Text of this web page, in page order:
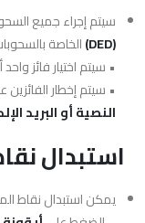
سيتم إجراء جميع
(DED)
الخاصة
• سيتم اختيار فائز
• سيتم إخطار الفائزين
النصية أو البريد
استبدال
يمكن استبدال نقاط